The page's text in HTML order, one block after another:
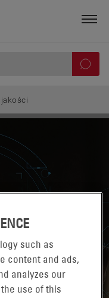
such as
content and ads,
analyzes our
use of this